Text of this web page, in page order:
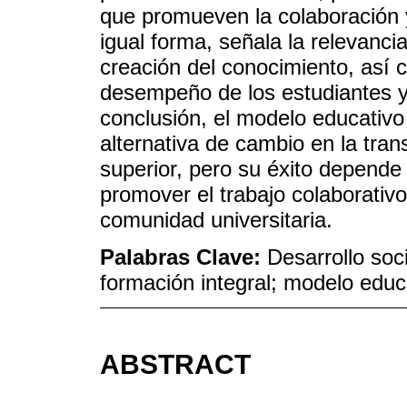
que promueven la
igual forma, señala la
creación del conocimiento, así
desempeño de los estudiantes
conclusión, el modelo
alternativa de cambio en la
superior, pero su éxito
promover el trabajo
comunidad universitaria.
Palabras Clave: Desarrollo
formación integral; modelo
ABSTRACT